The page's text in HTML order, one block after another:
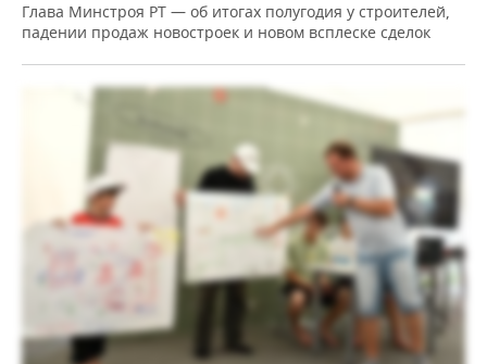
Глава Минстроя РТ — об итогах полугодия у строителей,
падении продаж новостроек и новом всплеске сделок